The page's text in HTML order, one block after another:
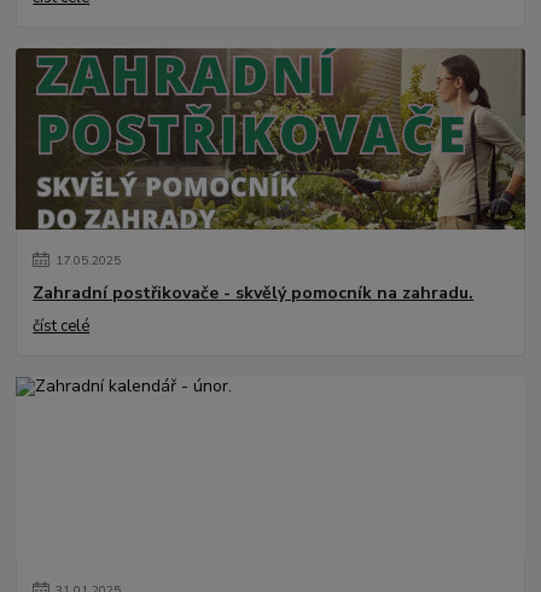
17.05.2025
Zahradní postřikovače - skvělý pomocník na zahradu.
číst celé